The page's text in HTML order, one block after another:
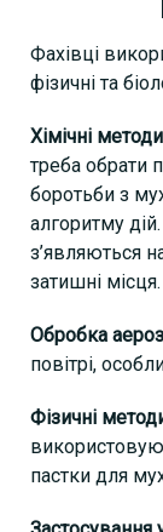
Фахівці
фізичні та
Хімічні методи
треба обрати
боротьби з
алгоритму
з’являються
затишні місця.
Обробка
повітрі,
Фізичні
пастки для